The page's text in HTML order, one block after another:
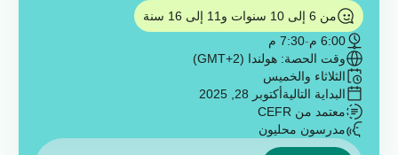
من 6 إلى 10 سنوات و11 إلى 16 سنة
6:00 م
-7:30 م
وقت الحصة: هولندا (GMT+2)
الثلاثاء والخميس
البداية التاليةأكتوبر 28, 2025
معتمد من CEFR
مدرسون محليون